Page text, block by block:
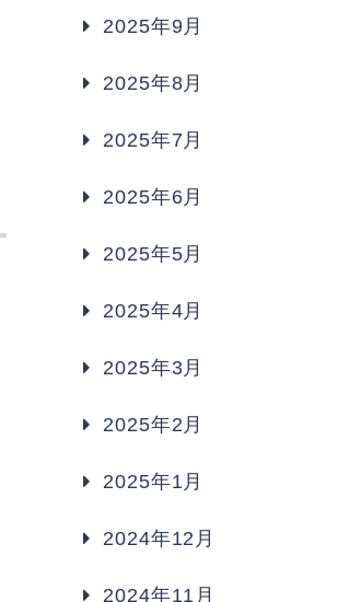
2025年9月
2025年8月
2025年7月
2025年6月
2025年5月
2025年4月
2025年3月
2025年2月
2025年1月
2024年12月
2024年11月